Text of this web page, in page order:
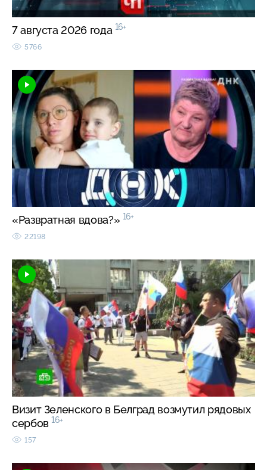
7 августа 2026 года 16+
5766
«Развратная вдова?» 16+
22198
Визит Зеленского в Белград возмутил рядовых
сербов 16+
157